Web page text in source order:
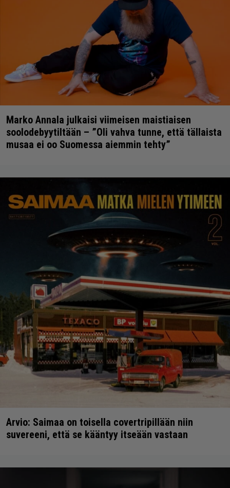
Marko Annala julkaisi viimeisen maistiaisen
soolodebyytiltään – ”Oli vahva tunne, että tällaista
musaa ei oo Suomessa aiemmin tehty”
Arvio: Saimaa on toisella covertripillään niin
suvereeni, että se kääntyy itseään vastaan